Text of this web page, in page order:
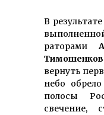
В
рато­ра­ми
вернуть
небо
полосы
свечение,